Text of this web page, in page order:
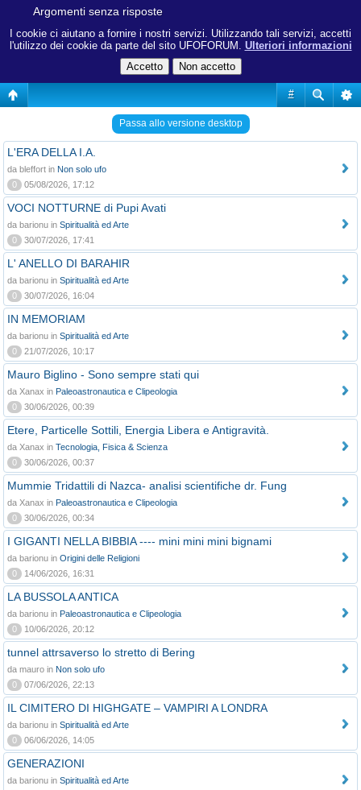
I cookie ci aiutano a fornire i nostri servizi. Utilizzando tali servizi, accetti
l'utilizzo dei cookie da parte del sito UFOFORUM. Ulteriori informazioni
#
Argomenti senza risposte
Passa allo versione desktop
L'ERA DELLA I.A.
da bleffort in Non solo ufo
0
05/08/2026, 17:12
VOCI NOTTURNE di Pupi Avati
da barionu in Spiritualità ed Arte
0
30/07/2026, 17:41
L' ANELLO DI BARAHIR
da barionu in Spiritualità ed Arte
0
30/07/2026, 16:04
IN MEMORIAM
da barionu in Spiritualità ed Arte
0
21/07/2026, 10:17
Mauro Biglino - Sono sempre stati qui
da Xanax in Paleoastronautica e Clipeologia
0
30/06/2026, 00:39
Etere, Particelle Sottili, Energia Libera e Antigravità.
da Xanax in Tecnologia, Fisica & Scienza
0
30/06/2026, 00:37
Mummie Tridattili di Nazca- analisi scientifiche dr. Fung
da Xanax in Paleoastronautica e Clipeologia
0
30/06/2026, 00:34
I GIGANTI NELLA BIBBIA ---- mini mini mini bignami
da barionu in Origini delle Religioni
0
14/06/2026, 16:31
LA BUSSOLA ANTICA
da barionu in Paleoastronautica e Clipeologia
0
10/06/2026, 20:12
tunnel attrsaverso lo stretto di Bering
da mauro in Non solo ufo
0
07/06/2026, 22:13
IL CIMITERO DI HIGHGATE – VAMPIRI A LONDRA
da barionu in Spiritualità ed Arte
0
06/06/2026, 14:05
GENERAZIONI
da barionu in Spiritualità ed Arte